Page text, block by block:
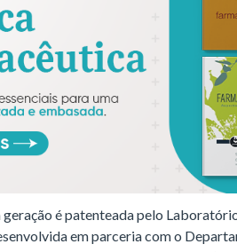
é patenteada pelo
em parceria com o